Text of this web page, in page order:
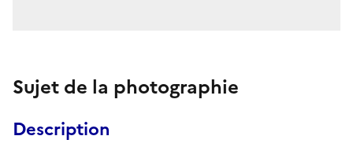
Sujet de la photographie
Description